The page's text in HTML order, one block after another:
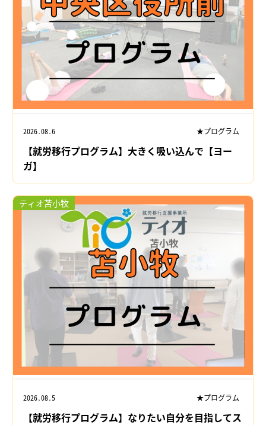
2026.08.6 ★プログラム
【就労移行プログラム】大きく吸い込んで【ヨー
ガ】
ティオ苫小牧
2026.08.5 ★プログラム
【就労移行プログラム】なりたい自分を目指してス